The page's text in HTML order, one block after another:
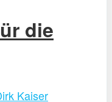
die
Kaiser